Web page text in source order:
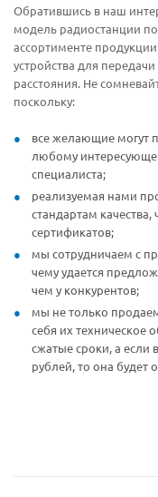
Обратившись в наш
модель радиостанции
ассортименте
устройства для
расстояния. Не
поскольку:
все желающие могут
любому
специалиста;
реализуемая нами
стандартам
сертификатов;
мы сотрудничаем с
чему удается
чем у конкурентов;
мы не только
себя их техническое
сжатые сроки, а если
рублей, то она будет